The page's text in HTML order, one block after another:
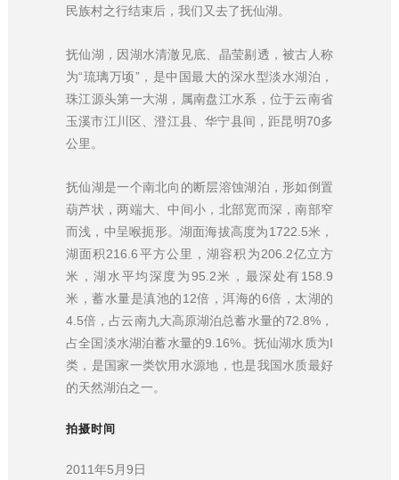
民族村之行结束后，我们又去了抚仙湖。
抚仙湖，因湖水清澈见底、晶莹剔透，被古人称
为“琉璃万顷”，是中国最大的深水型淡水湖泊，
珠江源头第一大湖，属南盘江水系，位于云南省
玉溪市江川区、澄江县、华宁县间，距昆明70多
公里。
抚仙湖是一个南北向的断层溶蚀湖泊，形如倒置
葫芦状，两端大、中间小，北部宽而深，南部窄
而浅，中呈喉扼形。湖面海拔高度为1722.5米，
湖面积216.6平方公里，湖容积为206.2亿立方
米，湖水平均深度为95.2米，最深处有158.9
米，蓄水量是滇池的12倍，洱海的6倍，太湖的
4.5倍，占云南九大高原湖泊总蓄水量的72.8%，
占全国淡水湖泊蓄水量的9.16%。抚仙湖水质为I
类，是国家一类饮用水源地，也是我国水质最好
的天然湖泊之一。
拍摄时间
2011年5月9日